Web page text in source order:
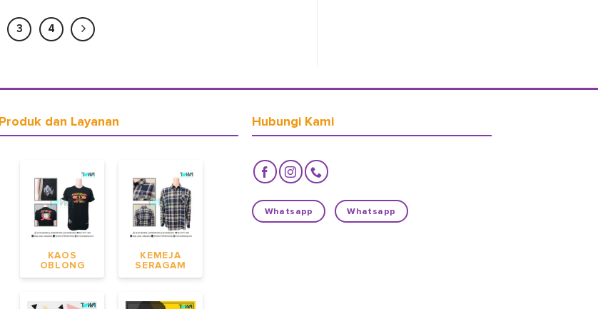
3 4
Produk dan Layanan
KAOS
OBLONG
KEMEJA
SERAGAM
Hubungi Kami
Whatsapp Whatsapp